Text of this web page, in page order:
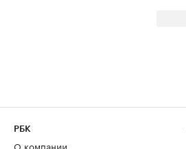
РБК
О компании